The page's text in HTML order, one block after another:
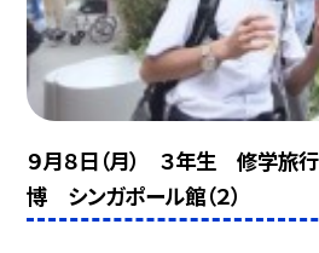
９月８日（月） ３年生 修学旅
博 シンガポール館（２）